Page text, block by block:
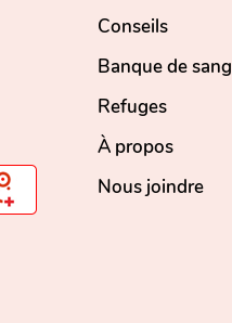
Conseils
Banque de sang
Refuges
À propos
Nous joindre